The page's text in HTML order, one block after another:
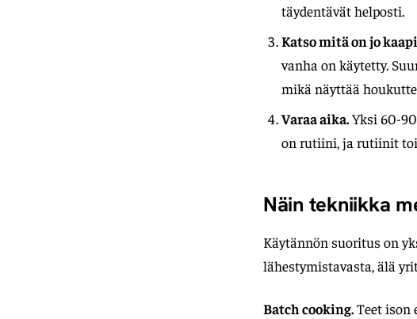
täydentävät helposti.
Katso mitä on jo
vanha on käytetty.
mikä näyttää
Varaa aika.Yksi 60-
on rutiini, ja rutiinit
Näin tekniikka
Käytännön suoritus on
lähestymistavasta, älä
Batch cooking.Teet ison